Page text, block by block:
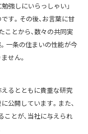
強しにいらっしゃい」
す。その後、お言葉に甘
ことから、数々の共同実
一条の住まいの性能が今
せん。
るとともに貴重な研究
公開しています。また、
とが、当社に与えられ